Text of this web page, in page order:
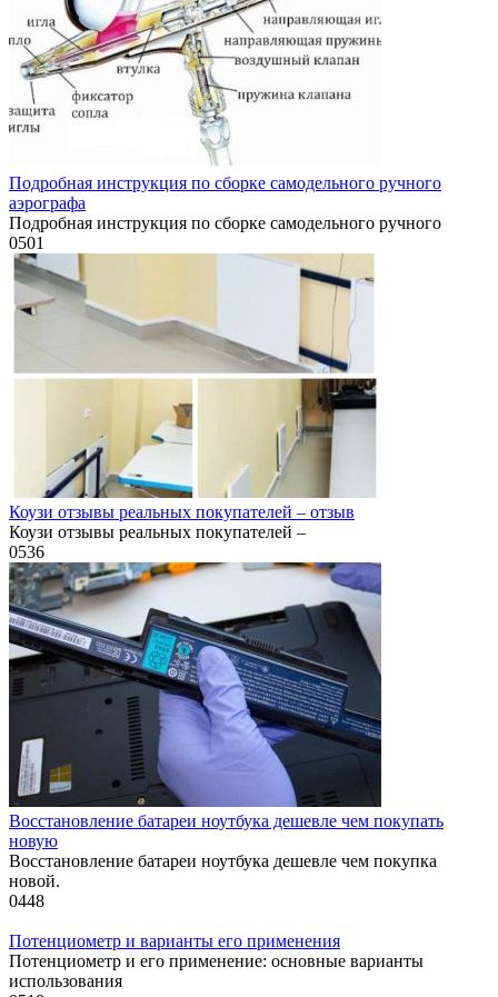
Подробная инструкция по сборке самодельного ручного
аэрографа
Подробная инструкция по сборке самодельного ручного
0501
Коузи отзывы реальных покупателей – отзыв
Коузи отзывы реальных покупателей –
0536
Восстановление батареи ноутбука дешевле чем покупать
новую
Восстановление батареи ноутбука дешевле чем покупка
новой.
0448
Потенциометр и варианты его применения
Потенциометр и его применение: основные варианты
использования